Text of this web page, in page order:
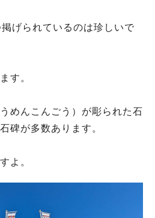
げられているのは珍しいで
す。
めんこんごう）が彫られた石
碑が多数あります。
よ。